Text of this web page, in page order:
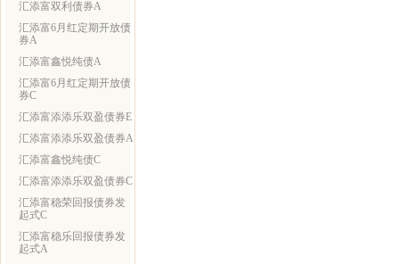
汇添富双利债券A
汇添富6月红定期开放债
券A
汇添富鑫悦纯债A
汇添富6月红定期开放债
券C
汇添富添添乐双盈债券E
汇添富添添乐双盈债券A
汇添富鑫悦纯债C
汇添富添添乐双盈债券C
汇添富稳荣回报债券发
起式C
汇添富稳乐回报债券发
起式A